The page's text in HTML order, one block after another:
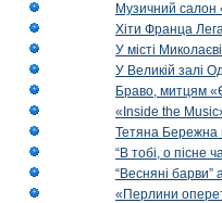
Музичний салон
Хіти Франца
У місті
У Великій залі
Браво, митцям
«Inside the
Тетяна Бережна
“В тобі, о пісне
“Весняні барви”
«Перлини